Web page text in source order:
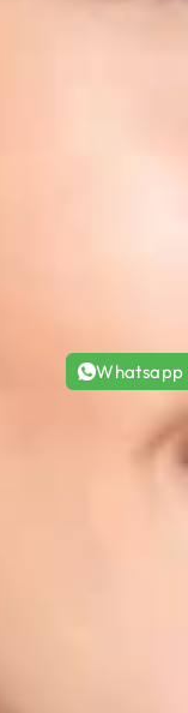
Whatsapp